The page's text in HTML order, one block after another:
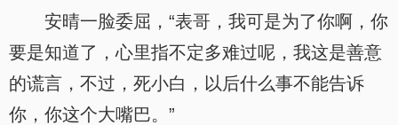
安晴一脸委屈，“表哥，我可是为了你啊，你
要是知道了，心里指不定多难过呢，我这是善意
的谎言，不过，死小白，以后什么事不能告诉
你，你这个大嘴巴。”